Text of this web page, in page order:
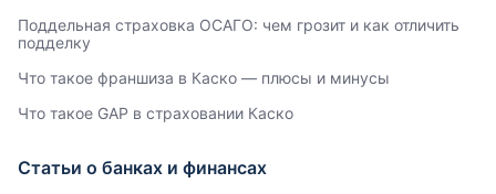
Поддельная страховка ОСАГО: чем грозит и как отличить
подделку
Что такое франшиза в Каско — плюсы и минусы
Что такое GAP в страховании Каско
Статьи о банках и финансах